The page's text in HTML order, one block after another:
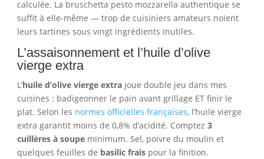
calculée. La bruschetta pesto mozzarella authentique se
suffit à elle-même — trop de cuisiniers amateurs noient
leurs tartines sous vingt ingrédients inutiles.
L’assaisonnement et l’huile d’olive
vierge extra
L’huile d’olive vierge extrajoue double jeu dans mes
cuisines : badigeonner le pain avant grillage ET finir le
plat. Selon les normes officielles françaises, l’huile vierge
extra garantit moins de 0,8% d’acidité. Comptez 3
cuillères à soupeminimum. Sel, poivre du moulin et
quelques feuilles de basilic fraispour la finition.